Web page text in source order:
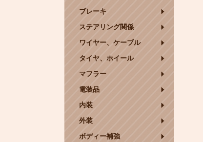
ブレーキ
ステアリング関係
ワイヤー、ケーブル
タイヤ、ホイール
マフラー
電装品
内装
外装
ボディー補強